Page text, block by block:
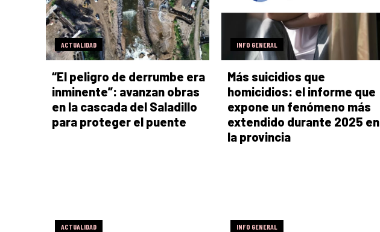
ACTUALIDAD
“El peligro de derrumbe era
inminente”: avanzan obras
en la cascada del Saladillo
para proteger el puente
INFO GENERAL
Más suicidios que
homicidios: el informe que
expone un fenómeno más
extendido durante 2025 en
la provincia
ACTUALIDAD INFO GENERAL